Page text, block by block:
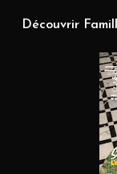
Découvrir